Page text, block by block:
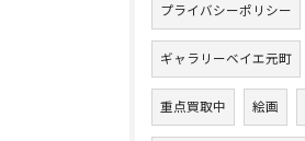
プライバシーポリシー
ギャラリーベイエ元町
重点買取中 絵画